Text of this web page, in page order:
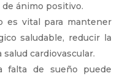
ánimo positivo.
es vital para mantener
saludable, reducir la
cardiovascular.
falta de sueño puede